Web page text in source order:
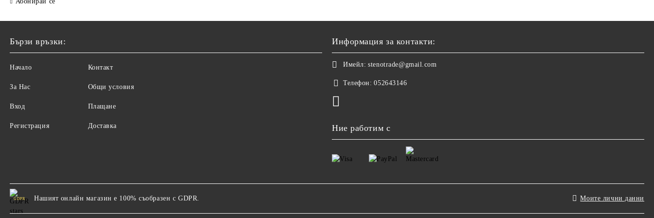
Бързи връзки:
Начало
За Нас
Вход
Регистрация
Контакт
Общи условия
Плащане
Доставка
Информация за контакти:
Имейл: stenotrade@gmail.com
Телефон: 052643146
Ние работим с
GDPR Нашият онлайн магазин е 100% съобразен с GDPR. Моите лични данни